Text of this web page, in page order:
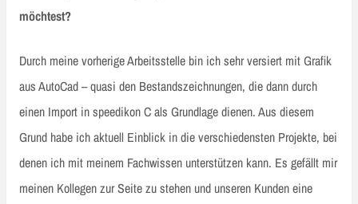
möchtest?
Durch meine vorherige Arbeitsstelle bin ich sehr versiert mit Grafik
aus AutoCad – quasi den Bestandszeichnungen, die dann durch
einen Import in speedikon C als Grundlage dienen. Aus diesem
Grund habe ich aktuell Einblick in die verschiedensten Projekte, bei
denen ich mit meinem Fachwissen unterstützen kann. Es gefällt mir
meinen Kollegen zur Seite zu stehen und unseren Kunden eine